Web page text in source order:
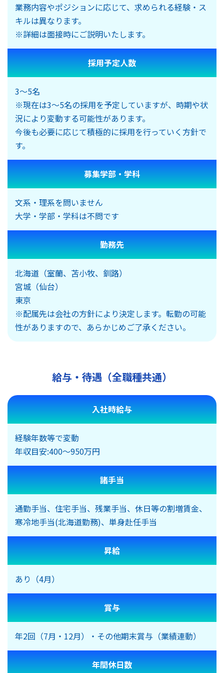
業務内容やポジションに応じて、求められる経験・ス
キルは異なります。
※詳細は面接時にご説明いたします。
採用予定人数
3～5名
※現在は3～5名の採用を予定していますが、時期や状
況により変動する可能性があります。
今後も必要に応じて積極的に採用を行っていく方針で
す。
募集学部・学科
文系・理系を問いません
大学・学部・学科は不問です
勤務先
北海道（室蘭、苫小牧、釧路）
宮城（仙台）
東京
※配属先は会社の方針により決定します。転勤の可能
性がありますので、あらかじめご了承ください。
給与・待遇（全職種共通）
入社時給与
経験年数等で変動
年収目安:400～950万円
諸手当
通勤手当、住宅手当、残業手当、休日等の割増賃金、
寒冷地手当(北海道勤務)、単身赴任手当
昇給
あり（4月）
賞与
年2回（7月・12月）・その他期末賞与（業績連動）
年間休日数